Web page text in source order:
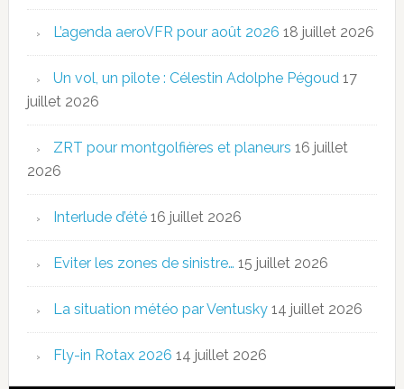
L’agenda aeroVFR pour août 2026 18 juillet 2026
Un vol, un pilote : Célestin Adolphe Pégoud 17
juillet 2026
ZRT pour montgolfières et planeurs 16 juillet
2026
Interlude d’été 16 juillet 2026
Eviter les zones de sinistre… 15 juillet 2026
La situation météo par Ventusky 14 juillet 2026
Fly-in Rotax 2026 14 juillet 2026